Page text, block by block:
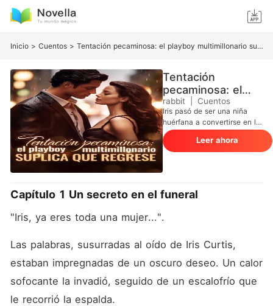
Inicio > Cuentos > Tentación pecaminosa: el playboy multimillonario suplica que regrese
Tentación
pecaminosa: el
playboy
multimillonario
suplica que
regrese
rabbit Cuentos
Iris pasó de ser una niña
huérfana a convertirse en la
hija adoptiva de la familia
Stewart a los diez años,
encontrando consuelo en la
después, se convirtió en su
amante. Cuando se anunció
los rumores se esparcieron
mujeriego que finalmente se
conocía la verdadera
naturaleza fría y engañosa
de su tío. Como se había
Leer ahora
Capítulo 1 Un secreto en el funeral
"Iris, ya eres toda una mujer...".
Las palabras, susurradas al oído de Iris Curtis,
estaban impregnadas de un oscuro deseo. Un calor
sofocante la invadió, seguido de un escalofrío que
le recorrió la espalda.